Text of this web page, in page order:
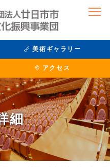
座席表
さくらぴあ
美術ギャラリー
過去の展覧
利用案内
アクセス
細